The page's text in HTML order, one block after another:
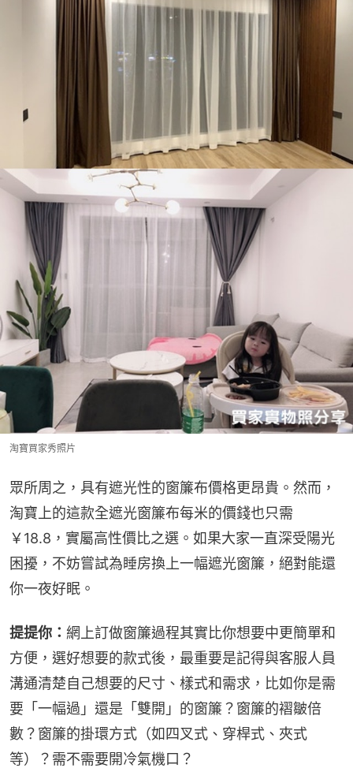
淘寶買家秀照片
眾所周之，具有遮光性的窗簾布價格更昂貴。然而，
淘寶上的這款全遮光窗簾布每米的價錢也只需
￥18.8，實屬高性價比之選。如果大家一直深受陽光
困擾，不妨嘗試為睡房換上一幅遮光窗簾，絕對能還
你一夜好眠。
提提你： 網上訂做窗簾過程其實比你想要中更簡單和
方便，選好想要的款式後，最重要是記得與客服人員
溝通清楚自己想要的尺寸、樣式和需求，比如你是需
要「一幅過」還是「雙開」的窗簾？窗簾的褶皺倍
數？窗簾的掛環方式（如四叉式、穿桿式、夾式
等）？需不需要開冷氣機口？